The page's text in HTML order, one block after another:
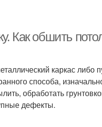
Как обшить
каркас либо
способа,
обработать
дефекты.